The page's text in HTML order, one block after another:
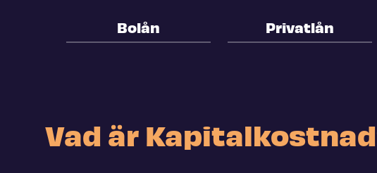
Bolån Privatlån
Vad är